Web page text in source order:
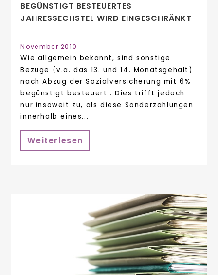
BEGÜNSTIGT BESTEUERTES
JAHRESSECHSTEL WIRD EINGESCHRÄNKT
November 2010
Wie allgemein bekannt, sind sonstige
Bezüge (v.a. das 13. und 14. Monatsgehalt)
nach Abzug der Sozialversicherung mit 6%
begünstigt besteuert . Dies trifft jedoch
nur insoweit zu, als diese Sonderzahlungen
innerhalb eines...
Weiterlesen